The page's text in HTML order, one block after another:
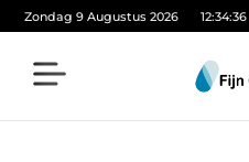
Zondag 9 Augustus 2026 12:34:36